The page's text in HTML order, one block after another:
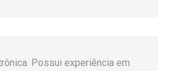
Possui experiência em